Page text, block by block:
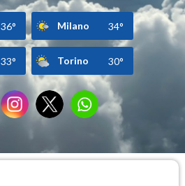
36° Milano 34°
33° Torino 30°